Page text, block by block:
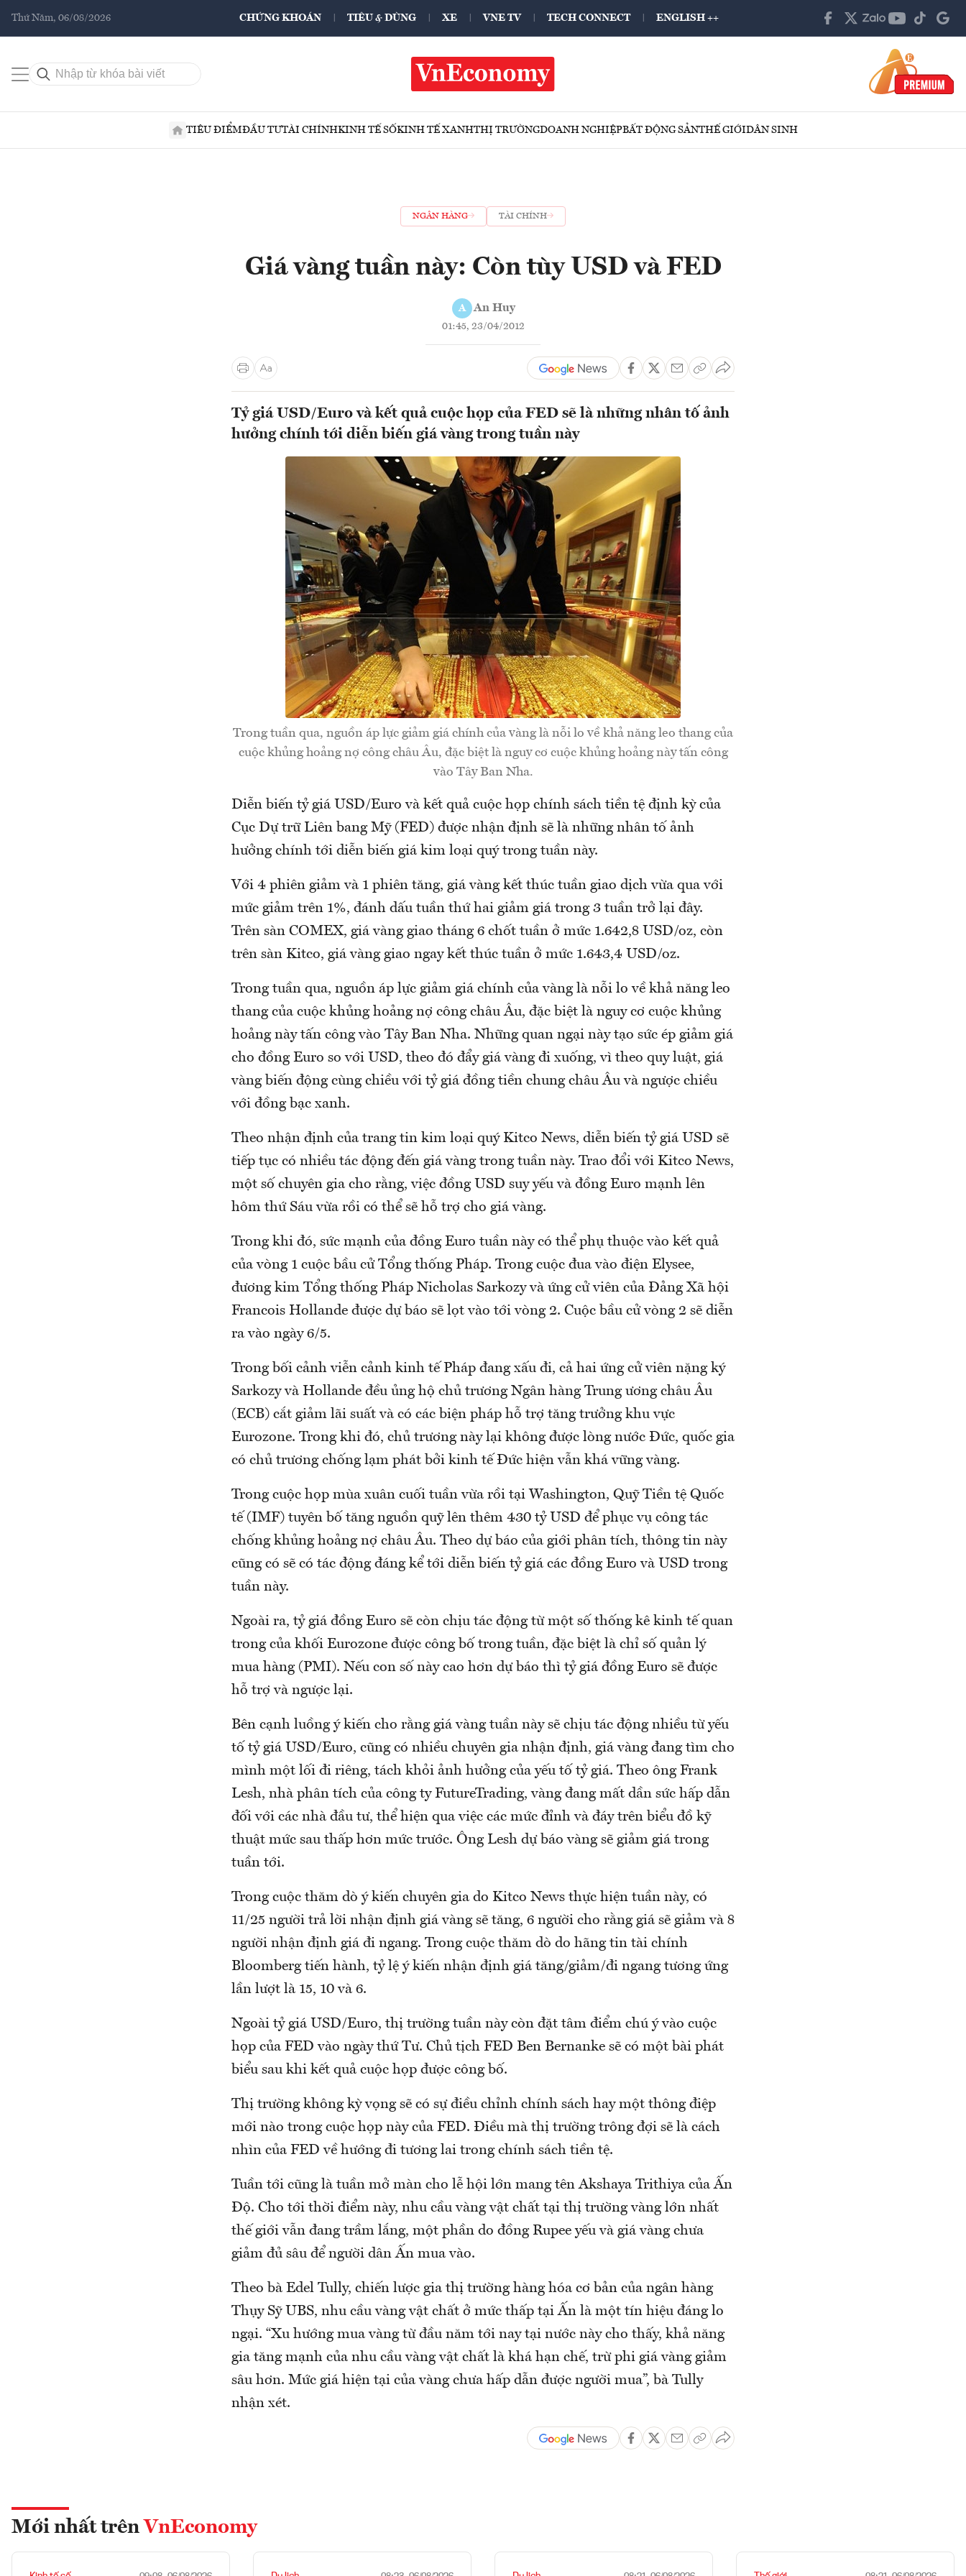
Thứ Năm, 06/08/2026 CHỨNG KHOÁN TIÊU & DÙNG XE VNE TV TECH CONNECT ENGLISH ++
TIÊU ĐIỂMĐẦU TƯTÀI CHÍNHKINH TẾ SỐKINH TẾ XANHTHỊ TRƯỜNGDOANH NGHIỆPBẤT ĐỘNG SẢNTHẾ GIỚIDÂN SINH
NGÂN HÀNG TÀI CHÍNH
Giá vàng tuần này: Còn tùy USD và FED
A An Huy
01:45, 23/04/2012
Tỷ giá USD/Euro và kết quả cuộc họp của FED sẽ là những nhân tố ảnh
hưởng chính tới diễn biến giá vàng trong tuần này
Trong tuần qua, nguồn áp lực giảm giá chính của vàng là nỗi lo về khả năng leo thang của
cuộc khủng hoảng nợ công châu Âu, đặc biệt là nguy cơ cuộc khủng hoảng này tấn công
vào Tây Ban Nha.
Diễn biến tỷ giá USD/Euro và kết quả cuộc họp chính sách tiền tệ định kỳ của
Cục Dự trữ Liên bang Mỹ (FED) được nhận định sẽ là những nhân tố ảnh
hưởng chính tới diễn biến giá kim loại quý trong tuần này.
Với 4 phiên giảm và 1 phiên tăng, giá vàng kết thúc tuần giao dịch vừa qua với
mức giảm trên 1%, đánh dấu tuần thứ hai giảm giá trong 3 tuần trở lại đây.
Trên sàn COMEX, giá vàng giao tháng 6 chốt tuần ở mức 1.642,8 USD/oz, còn
trên sàn Kitco, giá vàng giao ngay kết thúc tuần ở mức 1.643,4 USD/oz.
Trong tuần qua, nguồn áp lực giảm giá chính của vàng là nỗi lo về khả năng leo
thang của cuộc khủng hoảng nợ công châu Âu, đặc biệt là nguy cơ cuộc khủng
hoảng này tấn công vào Tây Ban Nha. Những quan ngại này tạo sức ép giảm giá
cho đồng Euro so với USD, theo đó đẩy giá vàng đi xuống, vì theo quy luật, giá
vàng biến động cùng chiều với tỷ giá đồng tiền chung châu Âu và ngược chiều
với đồng bạc xanh.
Theo nhận định của trang tin kim loại quý Kitco News, diễn biến tỷ giá USD sẽ
tiếp tục có nhiều tác động đến giá vàng trong tuần này. Trao đổi với Kitco News,
một số chuyên gia cho rằng, việc đồng USD suy yếu và đồng Euro mạnh lên
hôm thứ Sáu vừa rồi có thể sẽ hỗ trợ cho giá vàng.
Trong khi đó, sức mạnh của đồng Euro tuần này có thể phụ thuộc vào kết quả
của vòng 1 cuộc bầu cử Tổng thống Pháp. Trong cuộc đua vào điện Elysee,
đương kim Tổng thống Pháp Nicholas Sarkozy và ứng cử viên của Đảng Xã hội
Francois Hollande được dự báo sẽ lọt vào tới vòng 2. Cuộc bầu cử vòng 2 sẽ diễn
ra vào ngày 6/5.
Trong bối cảnh viễn cảnh kinh tế Pháp đang xấu đi, cả hai ứng cử viên nặng ký
Sarkozy và Hollande đều ủng hộ chủ trương Ngân hàng Trung ương châu Âu
(ECB) cắt giảm lãi suất và có các biện pháp hỗ trợ tăng trưởng khu vực
Eurozone. Trong khi đó, chủ trương này lại không được lòng nước Đức, quốc gia
có chủ trương chống lạm phát bởi kinh tế Đức hiện vẫn khá vững vàng.
Trong cuộc họp mùa xuân cuối tuần vừa rồi tại Washington, Quỹ Tiền tệ Quốc
tế (IMF) tuyên bố tăng nguồn quỹ lên thêm 430 tỷ USD để phục vụ công tác
chống khủng hoảng nợ châu Âu. Theo dự báo của giới phân tích, thông tin này
cũng có sẽ có tác động đáng kể tới diễn biến tỷ giá các đồng Euro và USD trong
tuần này.
Ngoài ra, tỷ giá đồng Euro sẽ còn chịu tác động từ một số thống kê kinh tế quan
trong của khối Eurozone được công bố trong tuần, đặc biệt là chỉ số quản lý
mua hàng (PMI). Nếu con số này cao hơn dự báo thì tỷ giá đồng Euro sẽ được
hỗ trợ và ngược lại.
Bên cạnh luồng ý kiến cho rằng giá vàng tuần này sẽ chịu tác động nhiều từ yếu
tố tỷ giá USD/Euro, cũng có nhiều chuyên gia nhận định, giá vàng đang tìm cho
mình một lối đi riêng, tách khỏi ảnh hưởng của yếu tố tỷ giá. Theo ông Frank
Lesh, nhà phân tích của công ty FutureTrading, vàng đang mất dần sức hấp dẫn
đối với các nhà đầu tư, thể hiện qua việc các mức đỉnh và đáy trên biểu đồ kỹ
thuật mức sau thấp hơn mức trước. Ông Lesh dự báo vàng sẽ giảm giá trong
tuần tới.
Trong cuộc thăm dò ý kiến chuyên gia do Kitco News thực hiện tuần này, có
11/25 người trả lời nhận định giá vàng sẽ tăng, 6 người cho rằng giá sẽ giảm và 8
người nhận định giá đi ngang. Trong cuộc thăm dò do hãng tin tài chính
Bloomberg tiến hành, tỷ lệ ý kiến nhận định giá tăng/giảm/đi ngang tương ứng
lần lượt là 15, 10 và 6.
Ngoài tỷ giá USD/Euro, thị trường tuần này còn đặt tâm điểm chú ý vào cuộc
họp của FED vào ngày thứ Tư. Chủ tịch FED Ben Bernanke sẽ có một bài phát
biểu sau khi kết quả cuộc họp được công bố.
Thị trường không kỳ vọng sẽ có sự điều chỉnh chính sách hay một thông điệp
mới nào trong cuộc họp này của FED. Điều mà thị trường trông đợi sẽ là cách
nhìn của FED về hướng đi tương lai trong chính sách tiền tệ.
Tuần tới cũng là tuần mở màn cho lễ hội lớn mang tên Akshaya Trithiya của Ấn
Độ. Cho tới thời điểm này, nhu cầu vàng vật chất tại thị trường vàng lớn nhất
thế giới vẫn đang trầm lắng, một phần do đồng Rupee yếu và giá vàng chưa
giảm đủ sâu để người dân Ấn mua vào.
Theo bà Edel Tully, chiến lược gia thị trường hàng hóa cơ bản của ngân hàng
Thụy Sỹ UBS, nhu cầu vàng vật chất ở mức thấp tại Ấn là một tín hiệu đáng lo
ngại. “Xu hướng mua vàng từ đầu năm tới nay tại nước này cho thấy, khả năng
gia tăng mạnh của nhu cầu vàng vật chất là khá hạn chế, trừ phi giá vàng giảm
sâu hơn. Mức giá hiện tại của vàng chưa hấp dẫn được người mua”, bà Tully
nhận xét.
Mới nhất trên VnEconomy